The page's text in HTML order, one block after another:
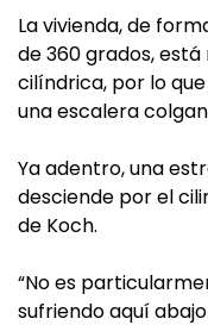
La vivienda, de
de 360 grados,
cilíndrica, por lo
una escalera
Ya adentro, una
desciende por el
de Koch.
“No es
sufriendo aquí